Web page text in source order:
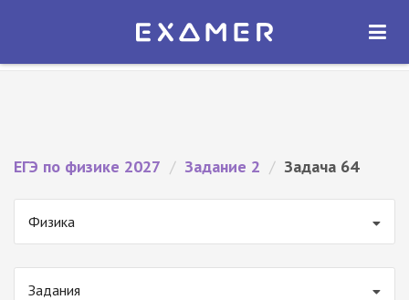
Экзамер — ЕГЭ 2027
ОТКРЫТЬ
ЕГЭ по физике 2027 / Задание 2 / Задача 64
Физика
Задания